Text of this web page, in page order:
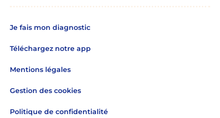
Je fais mon diagnostic
Téléchargez notre app
Mentions légales
Gestion des cookies
Politique de confidentialité